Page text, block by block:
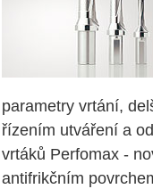
parametry vrtání,
řízením utváření a
vrtáků Perfomax -
antifrikčním